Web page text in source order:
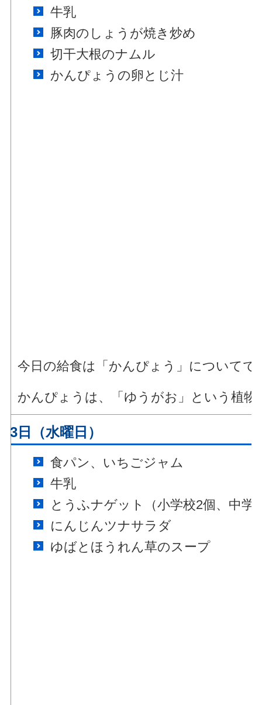
牛乳
豚肉のしょうが焼き炒め
切干大根のナムル
かんぴょうの卵とじ汁
今日の給食は「かんぴょう」についてで
かんぴょうは、「ゆうがお」という植
日（水曜日）
食パン、いちごジャム
牛乳
とうふナゲット（小学校2個、中学
にんじんツナサラダ
ゆばとほうれん草のスープ